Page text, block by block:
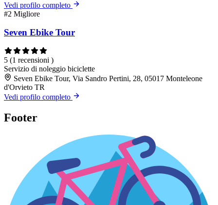
Vedi profilo completo
#2 Migliore
Seven Ebike Tour
5 (1 recensioni )
Servizio di noleggio biciclette
Seven Ebike Tour, Via Sandro Pertini, 28, 05017 Monteleone
d'Orvieto TR
Vedi profilo completo
Footer